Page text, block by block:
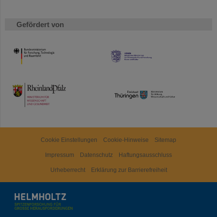
Gefördert von
HMWK
TMWWDG
Cookie Einstellungen Cookie-Hinweise Sitemap
Impressum Datenschutz Haftungsausschluss
Urheberrecht Erklärung zur Barrierefreiheit